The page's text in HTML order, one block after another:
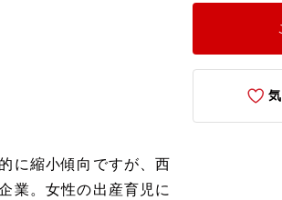
に縮小傾向ですが、西
業。女性の出産育児に